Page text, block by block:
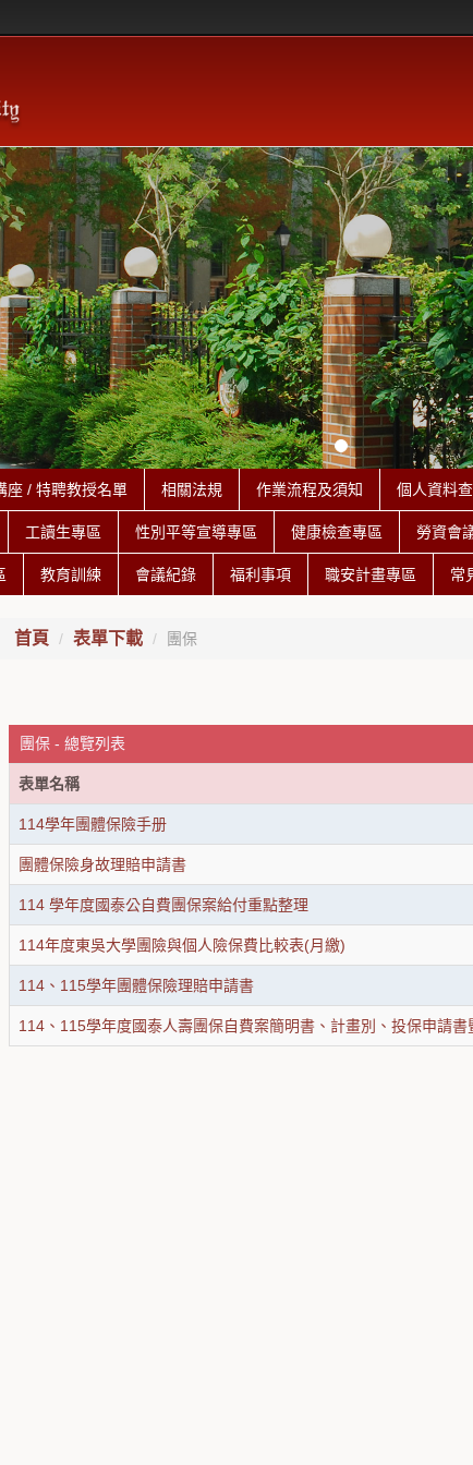
座 / 特聘教授名單 相關法規 作業流程及須知 個人資料
工讀生專區 性別平等宣導專區 健康檢查專區 勞資會
教育訓練 會議紀錄 福利事項 職安計畫專區 常
首頁 表單下載 團保
團保 - 總覽列表
表單名稱
114學年團體保險手册
團體保險身故理賠申請書
114 學年度國泰公自費團保案給付重點整理
114年度東吳大學團險與個人險保費比較表(月繳)
114、115學年團體保險理賠申請書
114、115學年度國泰人壽團保自費案簡明書、計畫別、投保申請書